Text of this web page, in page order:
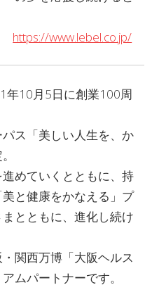
https://www.lebel.co.jp/
年10月5日に創業100周
ス「美しい人生を、か
めていくとともに、持
と健康をかなえる」プ
とともに、進化し続け
関西万博「大阪ヘルス
ムパートナーです。